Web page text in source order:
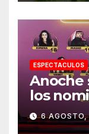
ESPECTACULOS
Anoche
los
los
la
6